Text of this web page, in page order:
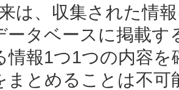
は、収集された情
ータベースに掲載
情報1つ1つの内容
まとめることは不